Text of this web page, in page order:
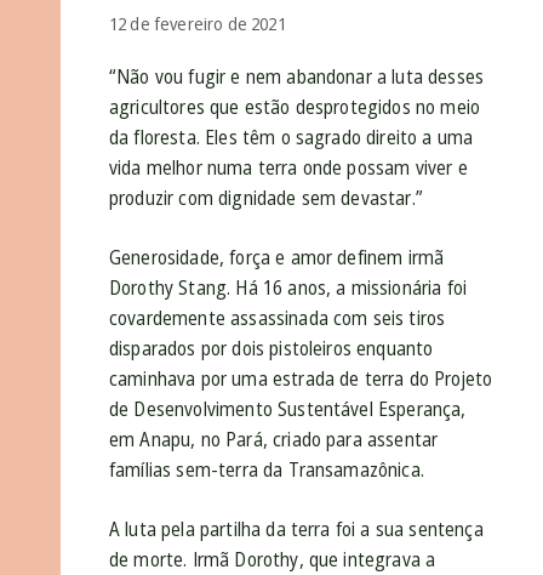
12 de fevereiro de 2021
“Não vou fugir e nem abandonar a luta desses
agricultores que estão desprotegidos no meio
da floresta. Eles têm o sagrado direito a uma
vida melhor numa terra onde possam viver e
produzir com dignidade sem devastar.”
Generosidade, força e amor definem irmã
Dorothy Stang. Há 16 anos, a missionária foi
covardemente assassinada com seis tiros
disparados por dois pistoleiros enquanto
caminhava por uma estrada de terra do Projeto
de Desenvolvimento Sustentável Esperança,
em Anapu, no Pará, criado para assentar
famílias sem-terra da Transamazônica.
A luta pela partilha da terra foi a sua sentença
de morte. Irmã Dorothy, que integrava a